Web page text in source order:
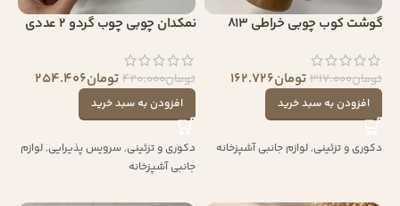
گوشت کوب چوبی خراطی 813
تومان317.000تومان162.726
افزودن به سبد خرید
دکوری و تزئینی,لوازم جانبی آشپزخانه
نمکدان چوبی چوب گردو 2 عددی
تومان420.000تومان254.406
افزودن به سبد خرید
دکوری و تزئینی,سرویس پذیرایی,لوازم
جانبی آشپزخانه